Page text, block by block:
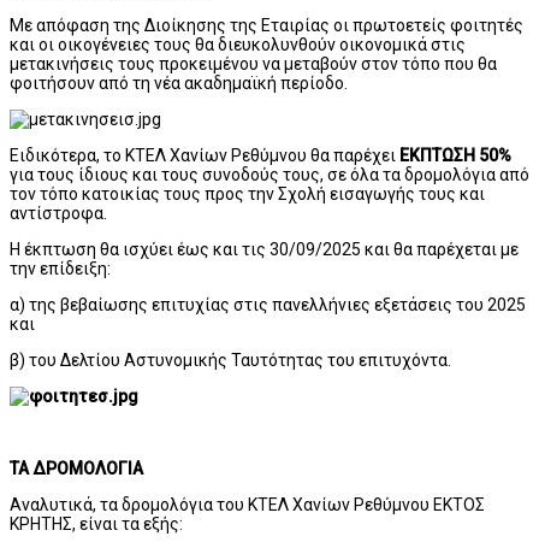
Με απόφαση της Διοίκησης της Εταιρίας οι πρωτοετείς φοιτητές
και οι οικογένειες τους θα διευκολυνθούν οικονομικά στις
μετακινήσεις τους προκειμένου να μεταβούν στον τόπο που θα
φοιτήσουν από τη νέα ακαδημαϊκή περίοδο.
Ειδικότερα, το ΚΤΕΛ Χανίων Ρεθύμνου θα παρέχει ΕΚΠΤΩΣΗ 50%
για τους ίδιους και τους συνοδούς τους, σε όλα τα δρομολόγια από
τον τόπο κατοικίας τους προς την Σχολή εισαγωγής τους και
αντίστροφα.
Η έκπτωση θα ισχύει έως και τις 30/09/2025 και θα παρέχεται με
την επίδειξη:
α) της βεβαίωσης επιτυχίας στις πανελλήνιες εξετάσεις του 2025
και
β) του Δελτίου Αστυνομικής Ταυτότητας του επιτυχόντα.
ΤΑ ΔΡΟΜΟΛΟΓΙΑ
Αναλυτικά, τα δρομολόγια του ΚΤΕΛ Χανίων Ρεθύμνου ΕΚΤΟΣ
ΚΡΗΤΗΣ, είναι τα εξής: